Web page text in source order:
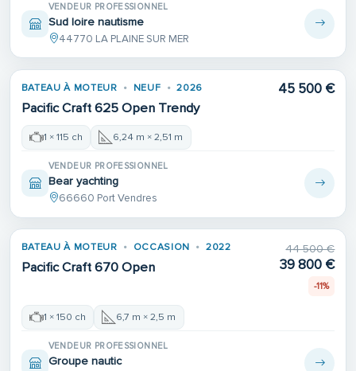
VENDEUR PROFESSIONNEL
Sud loire nautisme
44770 LA PLAINE SUR MER
BATEAU À MOTEUR NEUF 2026
Pacific Craft 625 Open Trendy
45 500 €
1 × 115 ch 6,24 m × 2,51 m
VENDEUR PROFESSIONNEL
Bear yachting
66660 Port Vendres
BATEAU À MOTEUR OCCASION 2022
Pacific Craft 670 Open
44 500 €
39 800 €
-11%
1 × 150 ch 6,7 m × 2,5 m
VENDEUR PROFESSIONNEL
Groupe nautic